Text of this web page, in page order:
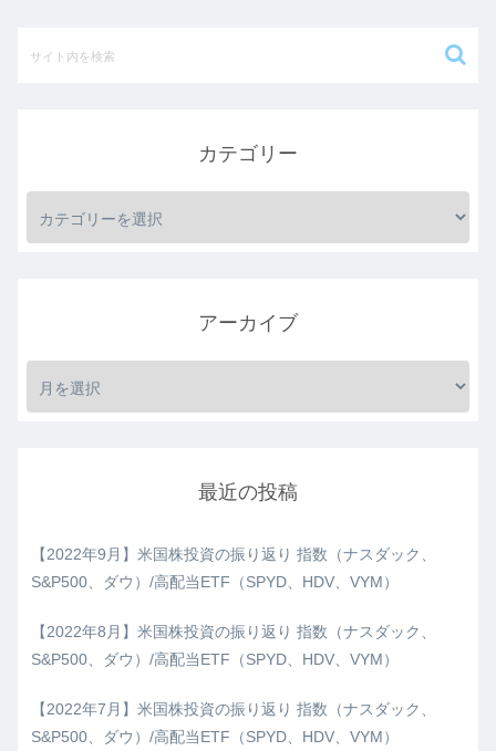
カテゴリー
アーカイブ
最近の投稿
【2022年9月】米国株投資の振り返り 指数（ナスダック、
S&P500、ダウ）/高配当ETF（SPYD、HDV、VYM）
【2022年8月】米国株投資の振り返り 指数（ナスダック、
S&P500、ダウ）/高配当ETF（SPYD、HDV、VYM）
【2022年7月】米国株投資の振り返り 指数（ナスダック、
S&P500、ダウ）/高配当ETF（SPYD、HDV、VYM）